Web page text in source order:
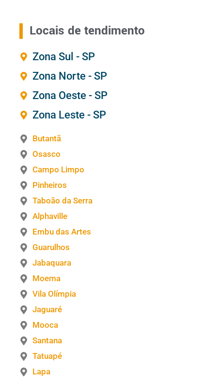
Locais de tendimento
Zona Sul - SP
Zona Norte - SP
Zona Oeste - SP
Zona Leste - SP
Butantã
Osasco
Campo Limpo
Pinheiros
Taboão da Serra
Alphaville
Embu das Artes
Guarulhos
Jabaquara
Moema
Vila Olímpia
Jaguaré
Mooca
Santana
Tatuapé
Lapa